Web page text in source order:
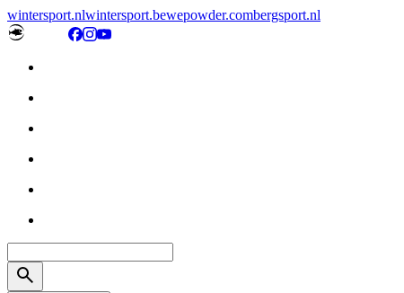
wintersport.nlwintersport.bewepowder.combergsport.nl